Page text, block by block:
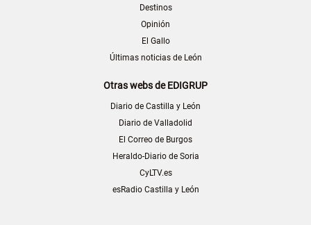
Destinos
Opinión
El Gallo
Últimas noticias de León
Otras webs de EDIGRUP
Diario de Castilla y León
Diario de Valladolid
El Correo de Burgos
Heraldo-Diario de Soria
CyLTV.es
esRadio Castilla y León